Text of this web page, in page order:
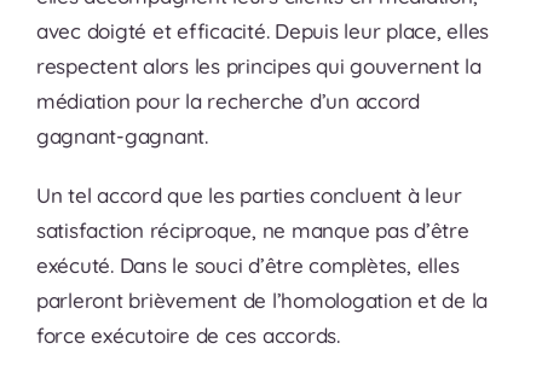
avec doigté et efficacité. Depuis leur place, elles
respectent alors les principes qui gouvernent la
médiation pour la recherche d’un accord
gagnant-gagnant.
Un tel accord que les parties concluent à leur
satisfaction réciproque, ne manque pas d’être
exécuté. Dans le souci d’être complètes, elles
parleront brièvement de l’homologation et de la
force exécutoire de ces accords.